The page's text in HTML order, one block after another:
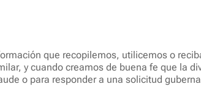
que recopilemos, utilicemos o
y cuando creamos de buena fe que la
o para responder a una solicitud